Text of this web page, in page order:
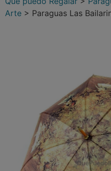
Arte > Paraguas Las